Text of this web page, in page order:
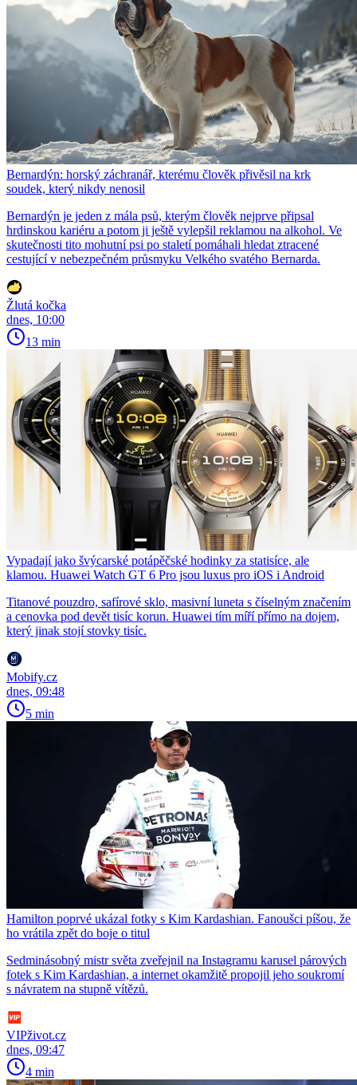
Bernardýn: horský záchranář, kterému člověk přivěsil na krk
soudek, který nikdy nenosil
Bernardýn je jeden z mála psů, kterým člověk nejprve připsal
hrdinskou kariéru a potom ji ještě vylepšil reklamou na alkohol. Ve
skutečnosti tito mohutní psi po staletí pomáhali hledat ztracené
cestující v nebezpečném průsmyku Velkého svatého Bernarda.
Žlutá kočka
dnes, 10:00
13 min
Vypadají jako švýcarské potápěčské hodinky za statisíce, ale
klamou. Huawei Watch GT 6 Pro jsou luxus pro iOS i Android
Titanové pouzdro, safírové sklo, masivní luneta s číselným značením
a cenovka pod devět tisíc korun. Huawei tím míří přímo na dojem,
který jinak stojí stovky tisíc.
Mobify.cz
dnes, 09:48
5 min
Hamilton poprvé ukázal fotky s Kim Kardashian. Fanoušci píšou, že
ho vrátila zpět do boje o titul
Sedminásobný mistr světa zveřejnil na Instagramu karusel párových
fotek s Kim Kardashian, a internet okamžitě propojil jeho soukromí
s návratem na stupně vítězů.
VIPživot.cz
dnes, 09:47
4 min